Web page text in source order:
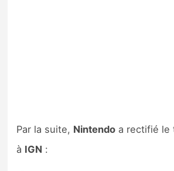
Par la suite, Nintendo a rectifié le
à IGN :